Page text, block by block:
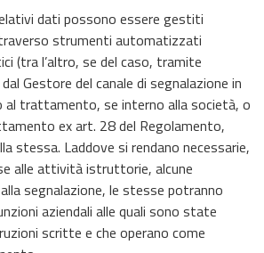
dati possono essere gestiti
strumenti automatizzati
(tra l’altro, se del caso, tramite
Gestore del canale di segnalazione in
trattamento, se interno alla società, o
ex art. 28 del Regolamento,
stessa. Laddove si rendano necessarie,
alle attività istruttorie, alcune
segnalazione, le stesse potranno
aziendali alle quali sono state
scritte e che operano come